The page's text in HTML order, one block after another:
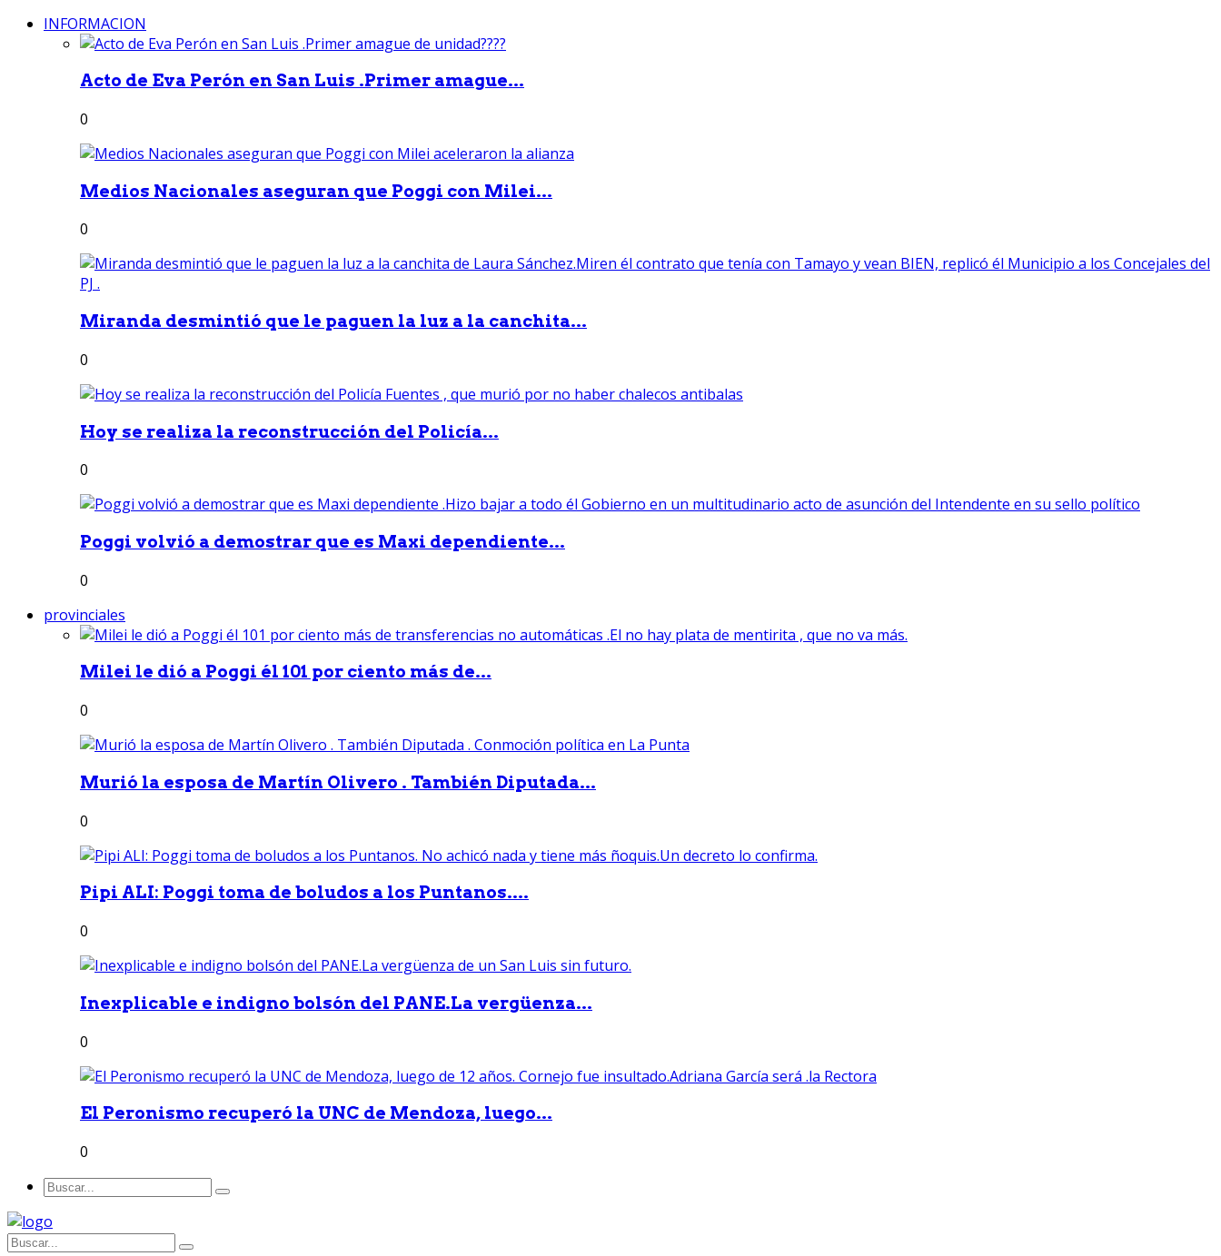
INFORMACION
Acto de Eva Perón en San Luis .Primer amague...
0
Medios Nacionales aseguran que Poggi con Milei...
0
Miranda desmintió que le paguen la luz a la canchita...
0
Hoy se realiza la reconstrucción del Policía...
0
Poggi volvió a demostrar que es Maxi dependiente...
0
provinciales
Milei le dió a Poggi él 101 por ciento más de...
0
Murió la esposa de Martín Olivero . También Diputada...
0
Pipi ALI: Poggi toma de boludos a los Puntanos....
0
Inexplicable e indigno bolsón del PANE.La vergüenza...
0
El Peronismo recuperó la UNC de Mendoza, luego...
0